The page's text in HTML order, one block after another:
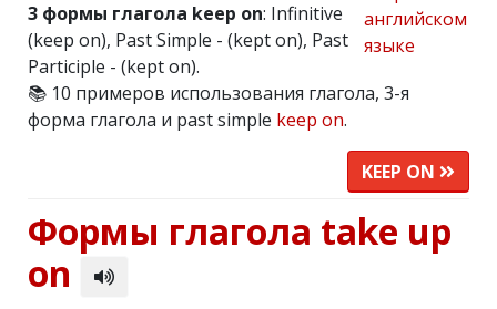
3 формы глагола keep on: Infinitive
(keep on), Past Simple - (kept on), Past
Participle - (kept on).
📚 10 примеров использования глагола, 3-я
форма глагола и past simple keep on.
KEEP ON
Формы глагола take up
on